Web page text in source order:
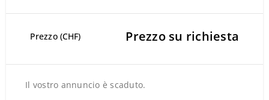
Prezzo (CHF) Prezzo su richiesta
Il vostro annuncio è scaduto.